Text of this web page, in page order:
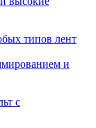
типов лент
и
с